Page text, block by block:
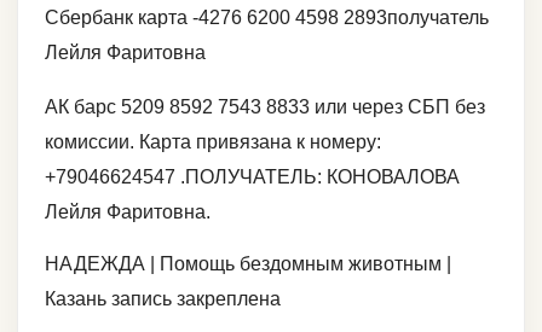
Сбербанк карта -4276 6200 4598 2893получатель
Лейля Фаритовна
АК барс 5209 8592 7543 8833 или через СБП без
комиссии. Карта привязана к номеру:
+79046624547 .ПОЛУЧАТЕЛЬ: КОНОВАЛОВА
Лейля Фаритовна.
НАДЕЖДА | Помощь бездомным животным |
Казань запись закреплена